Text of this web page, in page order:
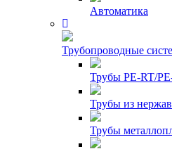
Автоматика
Трубопроводные
Трубы PE-RT/
Трубы из
Трубы